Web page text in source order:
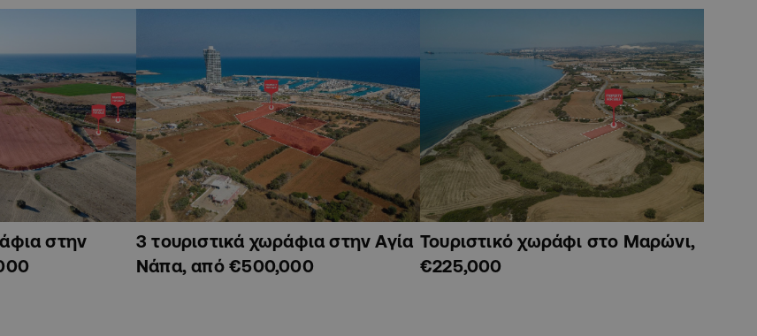
στην
3 τουριστικά χωράφια στην Αγία
Νάπα, από €500,000
Τουριστικό χωράφι στο Μαρώνι,
€225,000